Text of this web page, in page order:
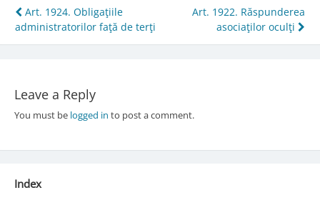
Post
navigation
Art. 1924. Obligaţiile
administratorilor faţă de terţi
Art. 1922. Răspunderea
asociaţilor oculţi
Leave a Reply
You must be logged in to post a comment.
Index